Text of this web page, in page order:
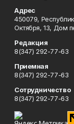
Адрес
450079,
Октября, 13, Дом
Редакция
8(347) 292-77-63
Приемная
8(347) 292-77-63
Сотрудничество
8(347) 292-77-63